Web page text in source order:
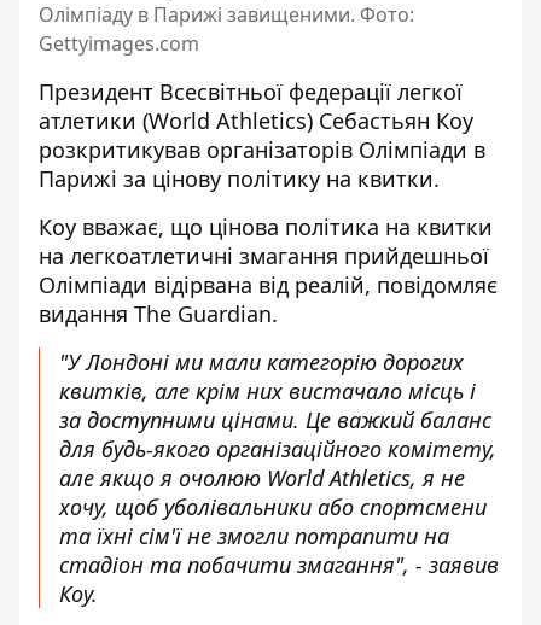
Олімпіаду в Парижі завищеними. Фото:
Gettyimages.com
Президент Всесвітньої федерації легкої
атлетики (World Athletics) Себастьян Коу
розкритикував організаторів Олімпіади в
Парижі за цінову політику на квитки.
Коу вважає, що цінова політика на квитки
на легкоатлетичні змагання прийдешньої
Олімпіади відірвана від реалій, повідомляє
видання The Guardian.
"У Лондоні ми мали категорію дорогих
квитків, але крім них вистачало місць і
за доступними цінами. Це важкий баланс
для будь-якого організаційного комітету,
але якщо я очолюю World Athletics, я не
хочу, щоб уболівальники або спортсмени
та їхні сім'ї не змогли потрапити на
стадіон та побачити змагання", - заявив
Коу.